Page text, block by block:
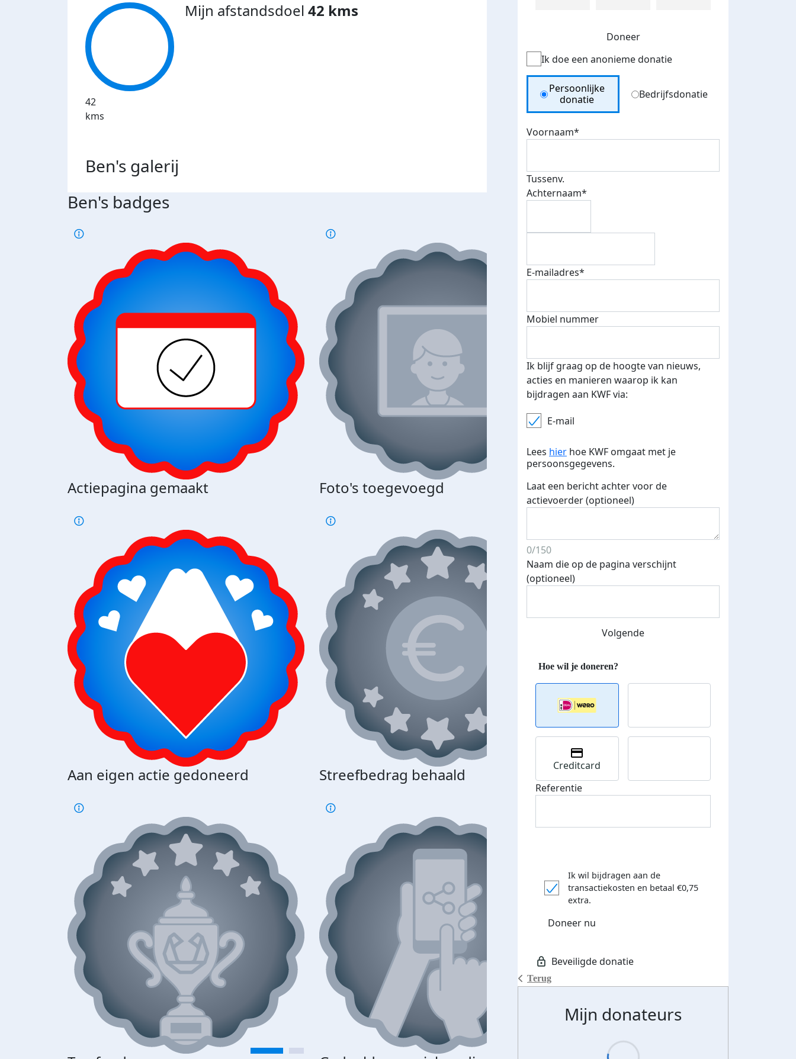
42
kms
Mijn afstandsdoel 42 kms
Ben's galerij
Ben's badges
Actiepagina gemaakt Foto's toegevoegd E-mails verstuurd
Aan eigen actie gedoneerd Streefbedrag behaald Streefbedrag verhoogd
€500 euro opgehaald: t-shirt
verdiend
Doneer
Ik doe een anonieme donatie
Donation Type
Persoonlijke
donatie
Bedrijfsdonatie
Voornaam*
Tussenv.
Achternaam*
E-mailadres*
Mobiel nummer
Ik blijf graag op de hoogte van nieuws,
acties en manieren waarop ik kan
bijdragen aan KWF via:
E-mail
Lees hier hoe KWF omgaat met je
persoonsgegevens.
Laat een bericht achter voor de
actievoerder (optioneel)
0/150
Naam die op de pagina verschijnt
(optioneel)
Volgende
Terug
Creditcard
Referentie
Ik wil bijdragen aan de
transactiekosten en betaal €0,75
extra.
Doneer nu
Mijn donateurs